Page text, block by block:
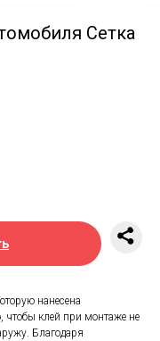
Сетка
нанесена
чтобы клей при монтаже не
Благодаря